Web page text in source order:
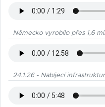
Německo vyrobilo přes 1,6
24.1.26 - Nabíjecí